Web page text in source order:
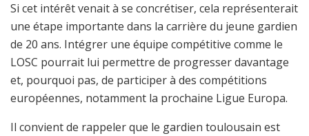
Si cet intérêt venait à se concrétiser, cela représenterait
une étape importante dans la carrière du jeune gardien
de 20 ans. Intégrer une équipe compétitive comme le
LOSC pourrait lui permettre de progresser davantage
et, pourquoi pas, de participer à des compétitions
européennes, notamment la prochaine Ligue Europa.
Il convient de rappeler que le gardien toulousain est